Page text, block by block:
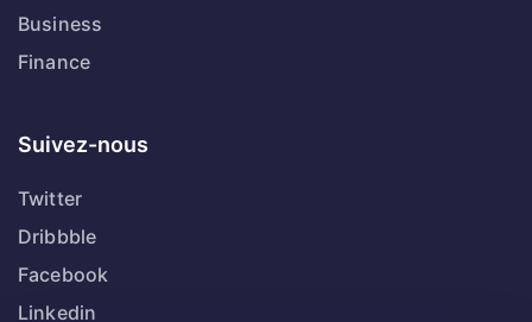
Business
Finance
Suivez-nous
Twitter
Dribbble
Facebook
Linkedin